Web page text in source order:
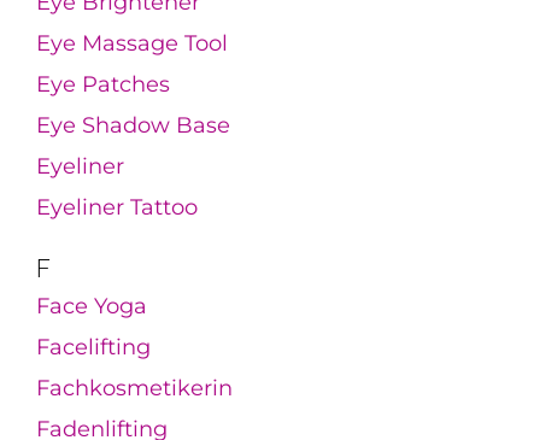
Eye Massage Tool
Eye Patches
Eye Shadow Base
Eyeliner
Eyeliner Tattoo
F
Face Yoga
Facelifting
Fachkosmetikerin
Fadenlifting